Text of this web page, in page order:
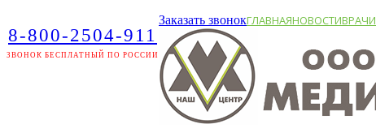
8-800-2504-911
ЗВОНОК БЕСПЛАТНЫЙ ПО РОССИИ
Заказать звонокГЛАВНАЯНОВОСТИВРАЧИ